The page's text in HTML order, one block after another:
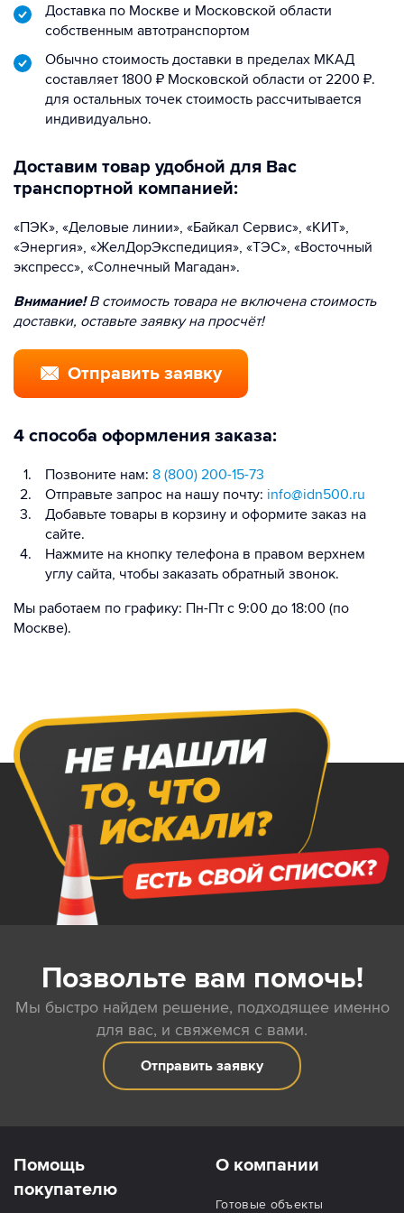
Доставка по Москве и Московской области
собственным автотранспортом
Обычно стоимость доставки в пределах МКАД
составляет 1800 ₽ Московской области от 2200 ₽.
для остальных точек стоимость рассчитывается
индивидуально.
Доставим товар удобной для Вас
транспортной компанией:
«ПЭК», «Деловые линии», «Байкал Сервис», «КИТ»,
«Энергия», «ЖелДорЭкспедиция», «ТЭС», «Восточный
экспресс», «Солнечный Магадан».
Внимание!В стоимость товара не включена стоимость
доставки, оставьте заявку на просчёт!
Отправить заявку
4 способа оформления заказа:
Позвоните нам: 8 (800) 200-15-73
Отправьте запрос на нашу почту: info@idn500.ru
Добавьте товары в корзину и оформите заказ на
сайте.
Нажмите на кнопку телефона в правом верхнем
углу сайта, чтобы заказать обратный звонок.
Мы работаем по графику: Пн-Пт с 9:00 до 18:00 (по
Москве).
Позвольте вам помочь!
Мы быстро найдем решение, подходящее именно
для вас, и свяжемся с вами.
Отправить заявку
Помощь
покупателю
О компании
Готовые объекты